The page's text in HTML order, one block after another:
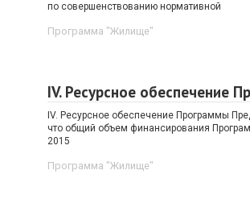
по совершенствованию нормативной
Программа "Жилище"
IV. Ресурсное обеспечение
IV. Ресурсное обеспечение Программы
что общий объем финансирования
2015
Программа "Жилище"